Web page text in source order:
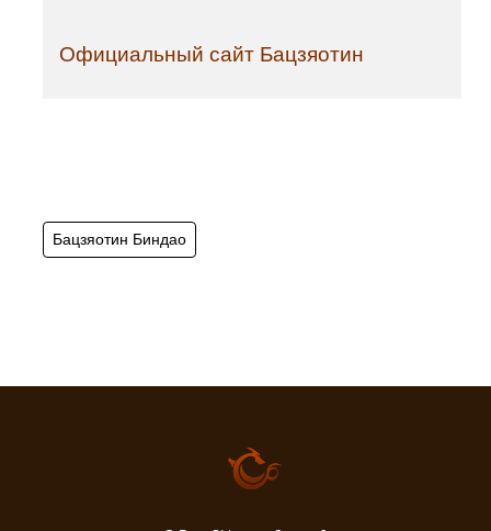
Официальный сайт Бацзяотин
Бацзяотин Биндао